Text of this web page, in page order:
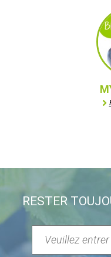
RESTER